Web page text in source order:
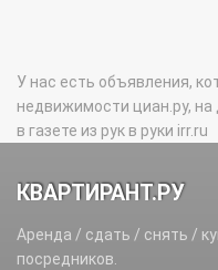
У нас есть объявления,
недвижимости циан.ру,
в газете из рук в руки irr.ru
КВАРТИРАНТ.РУ
Аренда / сдать / снять /
посредников.